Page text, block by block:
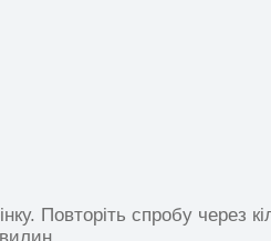
Повторіть спробу через